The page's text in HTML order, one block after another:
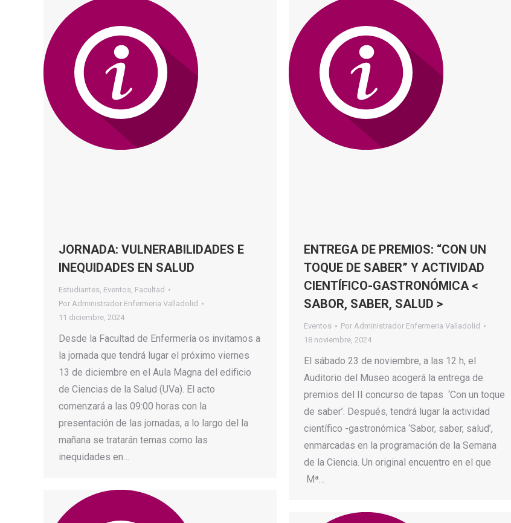
JORNADA: VULNERABILIDADES E
INEQUIDADES EN SALUD
Estudiantes, Eventos, Facultad
Por Administrador Enfermeria Valladolid
11 diciembre, 2024
Desde la Facultad de Enfermería os invitamos a
la jornada que tendrá lugar el próximo viernes
13 de diciembre en el Aula Magna del edificio
de Ciencias de la Salud (UVa). El acto
comenzará a las 09:00 horas con la
presentación de las jornadas, a lo largo del la
mañana se tratarán temas como las
inequidades en…
ENTREGA DE PREMIOS: “CON UN
TOQUE DE SABER” Y ACTIVIDAD
CIENTÍFICO-GASTRONÓMICA <
SABOR, SABER, SALUD >
Eventos Por Administrador Enfermeria Valladolid
18 noviembre, 2024
El sábado 23 de noviembre, a las 12 h, el
Auditorio del Museo acogerá la entrega de
premios del II concurso de tapas ‘Con un toque
de saber’. Después, tendrá lugar la actividad
científico -gastronómica ‘Sabor, saber, salud’,
enmarcadas en la programación de la Semana
de la Ciencia. Un original encuentro en el que
Mª…